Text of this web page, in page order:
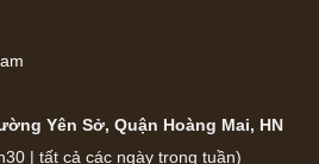
Yên Sở, Quận Hoàng Mai, HN
| tất cả các ngày trong tuần)